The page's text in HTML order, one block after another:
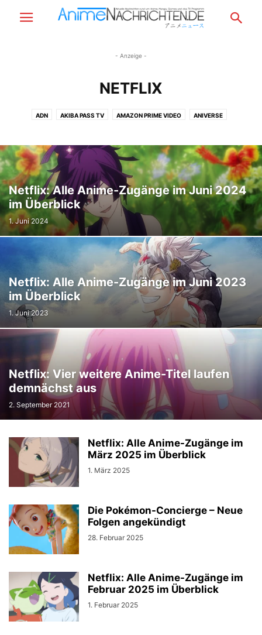
- Anzeige -
NETFLIX
ADN AKIBA PASS TV AMAZON PRIME VIDEO ANIVERSE
Netflix: Alle Anime-Zugänge im Juni 2024
im Überblick
1. Juni 2024
Netflix: Alle Anime-Zugänge im Juni 2023
im Überblick
1. Juni 2023
Netflix: Vier weitere Anime-Titel laufen
demnächst aus
2. September 2021
Netflix: Alle Anime-Zugänge im
März 2025 im Überblick
1. März 2025
Die Pokémon-Concierge – Neue
Folgen angekündigt
28. Februar 2025
Netflix: Alle Anime-Zugänge im
Februar 2025 im Überblick
1. Februar 2025